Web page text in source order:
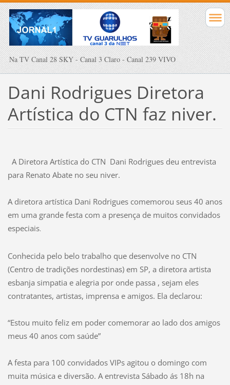
Na TV Canal 28 SKY - Canal 3 Claro - Canal 239 VIVO
Dani Rodrigues Diretora
Artística do CTN faz niver.
A Diretora Artística do CTN Dani Rodrigues deu entrevista
para Renato Abate no seu niver.
A diretora artística Dani Rodrigues comemorou seus 40 anos
em uma grande festa com a presença de muitos convidados
especiais.
Conhecida pelo belo trabalho que desenvolve no CTN
(Centro de tradições nordestinas) em SP, a diretora artista
esbanja simpatia e alegria por onde passa , sejam eles
contratantes, artistas, imprensa e amigos. Ela declarou:
“Estou muito feliz em poder comemorar ao lado dos amigos
meus 40 anos com saúde”
A festa para 100 convidados VIPs agitou o domingo com
muita música e diversão. A entrevista Sábado ás 18h na